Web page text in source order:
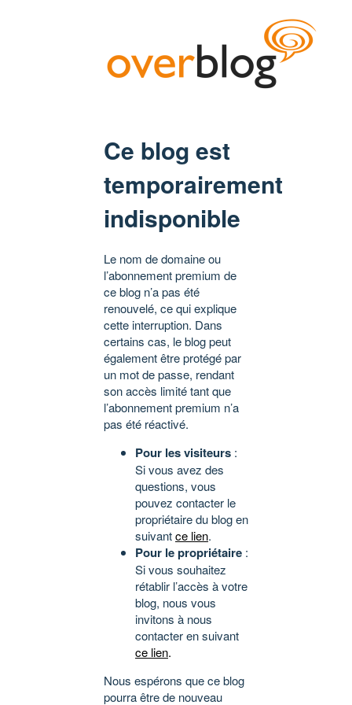
Ce blog est
temporairement
indisponible
Le nom de domaine ou
l’abonnement premium de
ce blog n’a pas été
renouvelé, ce qui explique
cette interruption. Dans
certains cas, le blog peut
également être protégé par
un mot de passe, rendant
son accès limité tant que
l’abonnement premium n’a
pas été réactivé.
Pour les visiteurs :
Si vous avez des
questions, vous
pouvez contacter le
propriétaire du blog en
suivantce lien.
Pour le propriétaire :
Si vous souhaitez
rétablir l’accès à votre
blog, nous vous
invitons à nous
contacter en suivant
ce lien.
Nous espérons que ce blog
pourra être de nouveau